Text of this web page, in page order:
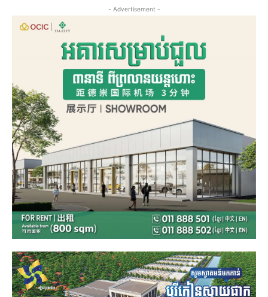
- Advertisement -